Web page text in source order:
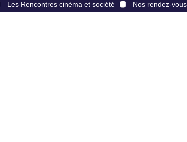
Les Rencontres cinéma et société Nos rendez-vous